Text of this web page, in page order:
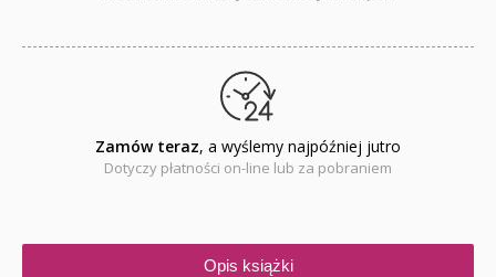
Zamów teraz, a wyślemy najpóźniej jutro
Dotyczy płatności on-line lub za pobraniem
Opis książki